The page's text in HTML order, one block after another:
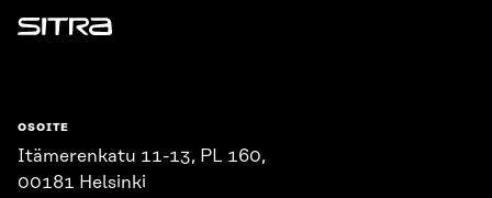
Sitra
OSOITE
Itämerenkatu 11-13, PL 160,
00181 Helsinki